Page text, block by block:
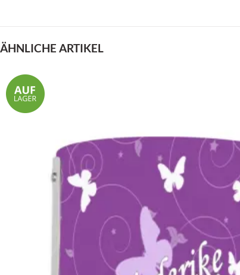
ÄHNLICHE ARTIKEL